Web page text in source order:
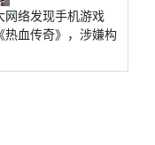
络发现手机游戏
热血传奇》，涉嫌构